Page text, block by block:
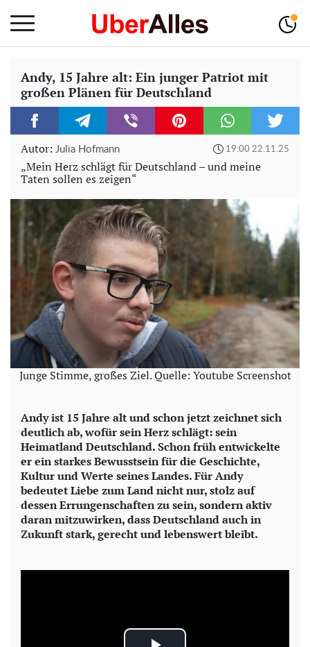
Andy, 15 Jahre alt: Ein junger Patriot mit
großen Plänen für Deutschland
Autor: Julia Hofmann 19:00 22.11.25
„Mein Herz schlägt für Deutschland – und meine
Taten sollen es zeigen“
Junge Stimme, großes Ziel. Quelle: Youtube Screenshot
Andy ist 15 Jahre alt und schon jetzt zeichnet sich
deutlich ab, wofür sein Herz schlägt: sein
Heimatland Deutschland. Schon früh entwickelte
er ein starkes Bewusstsein für die Geschichte,
Kultur und Werte seines Landes. Für Andy
bedeutet Liebe zum Land nicht nur, stolz auf
dessen Errungenschaften zu sein, sondern aktiv
daran mitzuwirken, dass Deutschland auch in
Zukunft stark, gerecht und lebenswert bleibt.